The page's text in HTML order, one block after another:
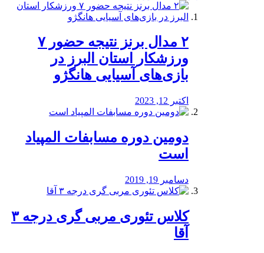
۲ مدال برنز نتیجه حضور ۷
ورزشکار استان البرز در
بازی‌های آسیایی هانگژو
اکتبر 12, 2023
دومین دوره مسابفات المپیاد
است
دسامبر 19, 2019
کلاس تئوری مربی گری درجه ۳
آقا